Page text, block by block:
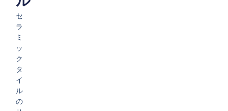
セ
ラ
ミ
ッ
ク
タ
イ
ル
の